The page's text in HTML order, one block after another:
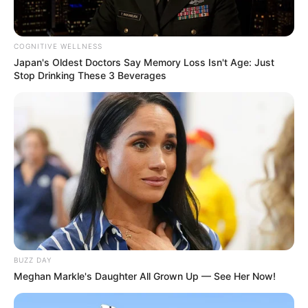
claro que também pode ser usada para outros
diversos trabalhos.
COGNITIVE WELLNESS
Japan's Oldest Doctors Say Memory Loss Isn't Age: Just
Stop Drinking These 3 Beverages
BUZZ DAY
Meghan Markle's Daughter All Grown Up — See Her Now!